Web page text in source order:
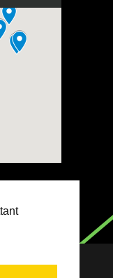
et Vie. Tous